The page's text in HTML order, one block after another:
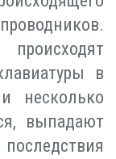
в
несколько
выпадают